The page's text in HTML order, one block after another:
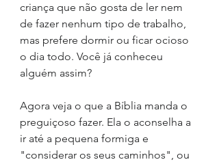
criança que não gosta de ler nem
de fazer nenhum tipo de trabalho,
mas prefere dormir ou ficar ocioso
o dia todo. Você já conheceu
alguém assim?
Agora veja o que a Bíblia manda o
preguiçoso fazer. Ela o aconselha a
ir até a pequena formiga e
"considerar os seus caminhos", ou